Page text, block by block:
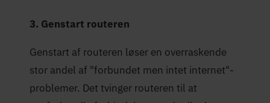
3. Genstart routeren
Genstart af routeren løser en overraskende
stor andel af "forbundet men intet internet"-
problemer. Det tvinger routeren til at